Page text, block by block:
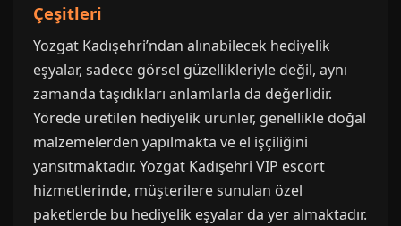
Çeşitleri
Yozgat Kadışehri’ndan alınabilecek hediyelik
eşyalar, sadece görsel güzellikleriyle değil, aynı
zamanda taşıdıkları anlamlarla da değerlidir.
Yörede üretilen hediyelik ürünler, genellikle doğal
malzemelerden yapılmakta ve el işçiliğini
yansıtmaktadır. Yozgat Kadışehri VIP escort
hizmetlerinde, müşterilere sunulan özel
paketlerde bu hediyelik eşyalar da yer almaktadır.